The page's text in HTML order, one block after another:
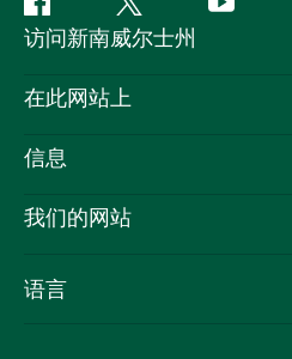
Facebook叽
叽
喳
YouTube
访问新南威尔士州
联系我们
隐私
Cookie 通知
在此网站上
目的地
新南威尔士州公路旅行
活动
信息
旅行信息
新南威尔士州的商业
我们的网站
语言